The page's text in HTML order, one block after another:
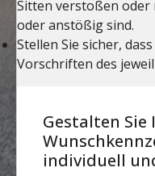
Gestalten Sie
individuell